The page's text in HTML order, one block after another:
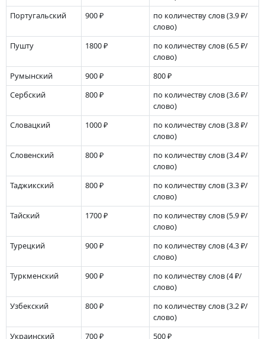
Португальский
900 ₽ по количеству слов(3.9 ₽/
слово)
Пушту
1800 ₽ по количеству слов(6.5 ₽/
слово)
Румынский
900 ₽
800 ₽
Сербский
800 ₽ по количеству слов(3.6 ₽/
слово)
Словацкий
1000 ₽ по количеству слов(3.8 ₽/
слово)
Словенский
800 ₽ по количеству слов(3.4 ₽/
слово)
Таджикский
800 ₽ по количеству слов(3.3 ₽/
слово)
Тайский
1700 ₽ по количеству слов(5.9 ₽/
слово)
Турецкий
900 ₽ по количеству слов(4.3 ₽/
слово)
Туркменский
900 ₽ по количеству слов(4 ₽/
слово)
Узбекский
800 ₽ по количеству слов(3.2 ₽/
слово)
Украинский
700 ₽ 500 ₽